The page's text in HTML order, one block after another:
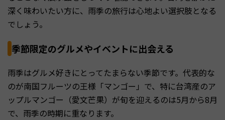
深く味わいたい方に、雨季の旅行は心地よい選択肢となる
でしょう。
季節限定のグルメやイベントに出会える
雨季はグルメ好きにとってたまらない季節です。代表的な
のが南国フルーツの王様「マンゴー」で、特に台湾産のア
ップルマンゴー（愛文芒果）が旬を迎えるのは5月から8月
で、雨季の時期に重なります。